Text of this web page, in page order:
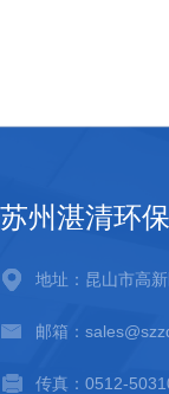
苏州湛清环
地址：昆山市高
邮箱：
传真：0512-